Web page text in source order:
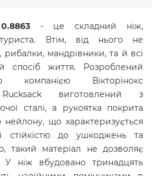
- це складний ніж,
Втім, від нього не
рибалки, мандрівники, та й всі
спосіб життя. Розроблений
компанією Вікторінокс
виготовлений з
сталі, а рукоятка покрита
що характеризується
стійкістю до ушкоджень та
такий матеріал не дозволяє
ніж вбудовано тринадцять